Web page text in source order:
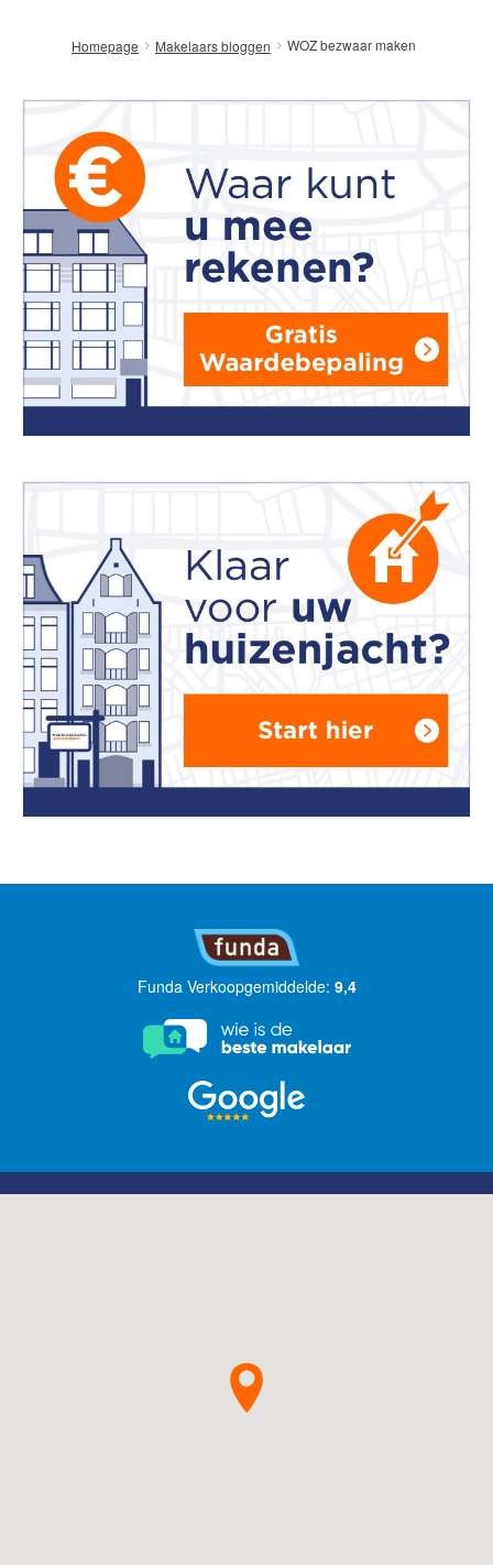
Homepage Makelaars bloggen WOZ bezwaar maken
Funda Verkoopgemiddelde: 9,4